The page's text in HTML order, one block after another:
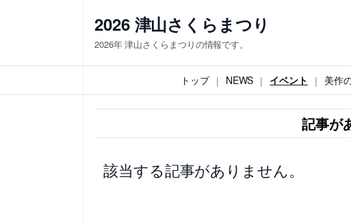
ス
キ
2026 津山さくらまつり
2026年 津山さくらまつりの情報です。
トップ NEWS イベント 美作
記事が
該当する記事がありません。